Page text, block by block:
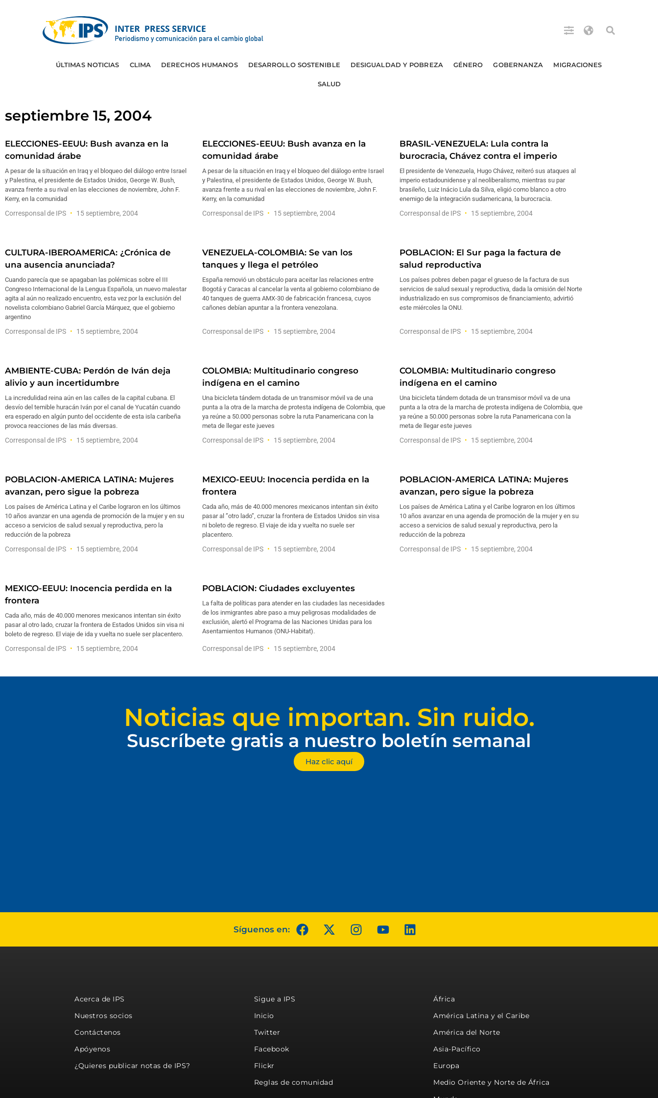
ÚLTIMAS NOTICIAS CLIMA DERECHOS HUMANOS DESARROLLO SOSTENIBLE DESIGUALDAD Y POBREZA GÉNERO GOBERNANZA MIGRACIONES
SALUD
septiembre 15, 2004
ELECCIONES-EEUU: Bush avanza en la
comunidad árabe
A pesar de la situación en Iraq y el bloqueo del diálogo entre Israel
y Palestina, el presidente de Estados Unidos, George W. Bush,
avanza frente a su rival en las elecciones de noviembre, John F.
Kerry, en la comunidad
Corresponsal de IPS 15 septiembre, 2004
ELECCIONES-EEUU: Bush avanza en la
comunidad árabe
A pesar de la situación en Iraq y el bloqueo del diálogo entre Israel
y Palestina, el presidente de Estados Unidos, George W. Bush,
avanza frente a su rival en las elecciones de noviembre, John F.
Kerry, en la comunidad
Corresponsal de IPS 15 septiembre, 2004
BRASIL-VENEZUELA: Lula contra la
burocracia, Chávez contra el imperio
El presidente de Venezuela, Hugo Chávez, reiteró sus ataques al
imperio estadounidense y al neoliberalismo, mientras su par
brasileño, Luiz Inácio Lula da Silva, eligió como blanco a otro
enemigo de la integración sudamericana, la burocracia.
Corresponsal de IPS 15 septiembre, 2004
CULTURA-IBEROAMERICA: ¿Crónica de
una ausencia anunciada?
Cuando parecía que se apagaban las polémicas sobre el III
Congreso Internacional de la Lengua Española, un nuevo malestar
agita al aún no realizado encuentro, esta vez por la exclusión del
novelista colombiano Gabriel García Márquez, que el gobierno
argentino
Corresponsal de IPS 15 septiembre, 2004
VENEZUELA-COLOMBIA: Se van los
tanques y llega el petróleo
España removió un obstáculo para aceitar las relaciones entre
Bogotá y Caracas al cancelar la venta al gobierno colombiano de
40 tanques de guerra AMX-30 de fabricación francesa, cuyos
cañones debían apuntar a la frontera venezolana.
Corresponsal de IPS 15 septiembre, 2004
POBLACION: El Sur paga la factura de
salud reproductiva
Los países pobres deben pagar el grueso de la factura de sus
servicios de salud sexual y reproductiva, dada la omisión del Norte
industrializado en sus compromisos de financiamiento, advirtió
este miércoles la ONU.
Corresponsal de IPS 15 septiembre, 2004
AMBIENTE-CUBA: Perdón de Iván deja
alivio y aun incertidumbre
La incredulidad reina aún en las calles de la capital cubana. El
desvío del temible huracán Iván por el canal de Yucatán cuando
era esperado en algún punto del occidente de esta isla caribeña
provoca reacciones de las más diversas.
Corresponsal de IPS 15 septiembre, 2004
COLOMBIA: Multitudinario congreso
indígena en el camino
Una bicicleta tándem dotada de un transmisor móvil va de una
punta a la otra de la marcha de protesta indígena de Colombia, que
ya reúne a 50.000 personas sobre la ruta Panamericana con la
meta de llegar este jueves
Corresponsal de IPS 15 septiembre, 2004
COLOMBIA: Multitudinario congreso
indígena en el camino
Una bicicleta tándem dotada de un transmisor móvil va de una
punta a la otra de la marcha de protesta indígena de Colombia, que
ya reúne a 50.000 personas sobre la ruta Panamericana con la
meta de llegar este jueves
Corresponsal de IPS 15 septiembre, 2004
POBLACION-AMERICA LATINA: Mujeres
avanzan, pero sigue la pobreza
Los países de América Latina y el Caribe lograron en los últimos
10 años avanzar en una agenda de promoción de la mujer y en su
acceso a servicios de salud sexual y reproductiva, pero la
reducción de la pobreza
Corresponsal de IPS 15 septiembre, 2004
MEXICO-EEUU: Inocencia perdida en la
frontera
Cada año, más de 40.000 menores mexicanos intentan sin éxito
pasar al ”otro lado”, cruzar la frontera de Estados Unidos sin visa
ni boleto de regreso. El viaje de ida y vuelta no suele ser
placentero.
Corresponsal de IPS 15 septiembre, 2004
POBLACION-AMERICA LATINA: Mujeres
avanzan, pero sigue la pobreza
Los países de América Latina y el Caribe lograron en los últimos
10 años avanzar en una agenda de promoción de la mujer y en su
acceso a servicios de salud sexual y reproductiva, pero la
reducción de la pobreza
Corresponsal de IPS 15 septiembre, 2004
MEXICO-EEUU: Inocencia perdida en la
frontera
Cada año, más de 40.000 menores mexicanos intentan sin éxito
pasar al otro lado, cruzar la frontera de Estados Unidos sin visa ni
boleto de regreso. El viaje de ida y vuelta no suele ser placentero.
Corresponsal de IPS 15 septiembre, 2004
POBLACION: Ciudades excluyentes
La falta de políticas para atender en las ciudades las necesidades
de los inmigrantes abre paso a muy peligrosas modalidades de
exclusión, alertó el Programa de las Naciones Unidas para los
Asentamientos Humanos (ONU-Habitat).
Corresponsal de IPS 15 septiembre, 2004
Noticias que importan. Sin ruido.
Suscríbete gratis a nuestro boletín semanal
Haz clic aquí
Síguenos en:
Acerca de IPS
Nuestros socios
Contáctenos
Apóyenos
¿Quieres publicar notas de IPS?
Sigue a IPS
Inicio
Twitter
Facebook
Flickr
Reglas de comunidad
África
América Latina y el Caribe
América del Norte
Asia-Pacífico
Europa
Medio Oriente y Norte de África